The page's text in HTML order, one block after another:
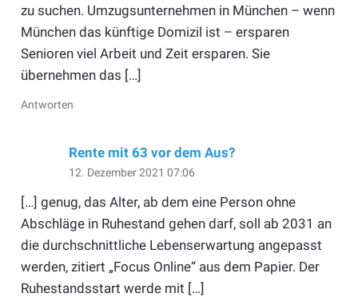
zu suchen. Umzugsunternehmen in München – wenn
München das künftige Domizil ist – ersparen
Senioren viel Arbeit und Zeit ersparen. Sie
übernehmen das […]
Antworten
Rente mit 63 vor dem Aus?
12. Dezember 2021 07:06
[…] genug, das Alter, ab dem eine Person ohne
Abschläge in Ruhestand gehen darf, soll ab 2031 an
die durchschnittliche Lebenserwartung angepasst
werden, zitiert „Focus Online“ aus dem Papier. Der
Ruhestandsstart werde mit […]